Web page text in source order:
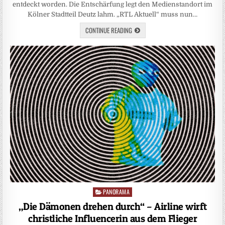
entdeckt worden. Die Entschärfung legt den Medienstandort im
Kölner Stadtteil Deutz lahm. „RTL Aktuell“ muss nun…
CONTINUE READING
Posted
in
PANORAMA
„Die Dämonen drehen durch“ – Airline wirft
christliche Influencerin aus dem Flieger